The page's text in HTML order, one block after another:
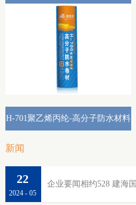
材外露专用(热熔型)
H-701聚乙烯丙纶-高分子防水材料
新闻
2024 - 05
22